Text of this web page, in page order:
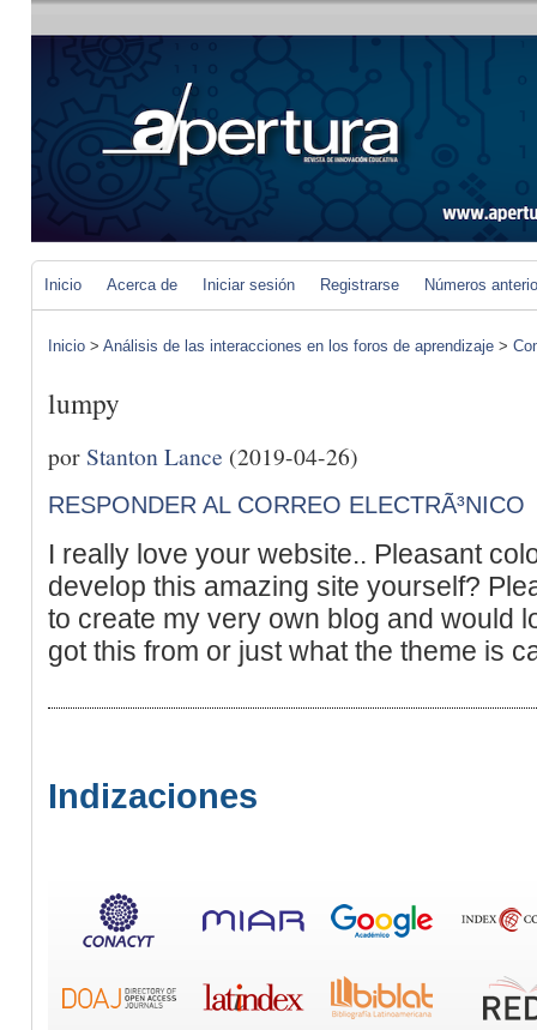
Inicio Acerca de Iniciar sesión Registrarse Números
Inicio > Análisis de las interacciones en los foros de aprendizaje >
lumpy
porStanton Lance (2019-04-26)
RESPONDER AL CORREO ELECTRÃ³NICO
I really love your website.. Pleasant
develop this amazing site yourself?
to create my very own blog and would
got this from or just what the theme is
Indizaciones